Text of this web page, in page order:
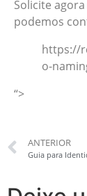
Solicite
podemos
https://
o-
“>
ANTERIOR